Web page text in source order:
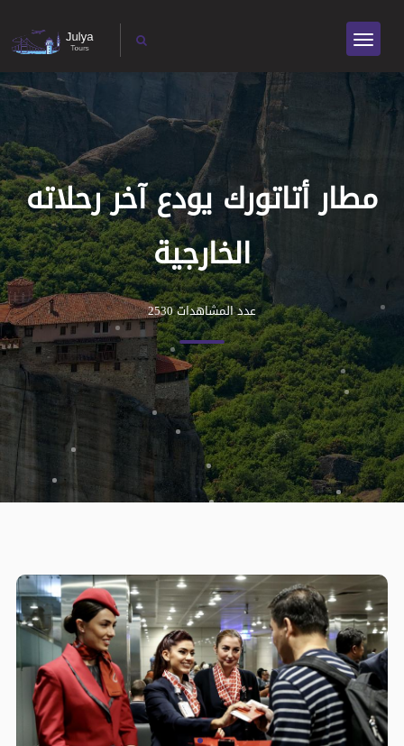
مطار أتاتورك يودع آخر رحلاته
الخارجية
عدد المشاهدات 2530